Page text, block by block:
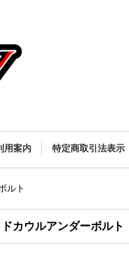
用案内 特定商取引法表示
ルト
カウルアンダーボルト